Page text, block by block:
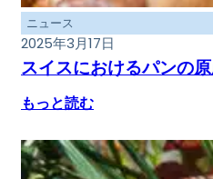
ニュース
2025年3月17日
スイスにおけるパンの
もっと読む